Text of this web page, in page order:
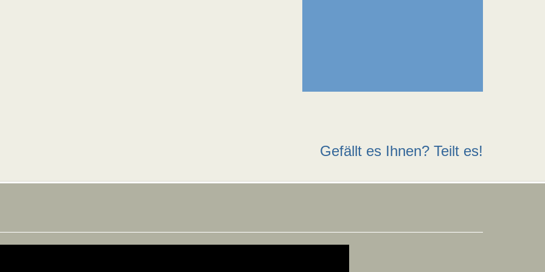
Gefällt es Ihnen? Teilt es!